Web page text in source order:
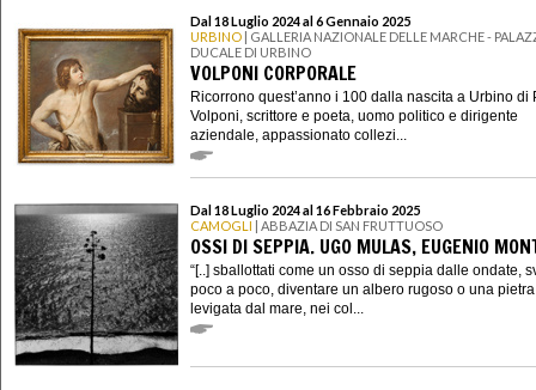
Dal 18 Luglio 2024 al 6 Gennaio 2025
URBINO | GALLERIA NAZIONALE DELLE MARCHE -
DUCALE DI URBINO
VOLPONI CORPORALE
Ricorrono quest’anno i 100 dalla nascita a Urbino di
Volponi, scrittore e poeta, uomo politico e dirigente
aziendale, appassionato collezi...
Dal 18 Luglio 2024 al 16 Febbraio 2025
CAMOGLI | ABBAZIA DI SAN FRUTTUOSO
OSSI DI SEPPIA. UGO MULAS, EUGENIO
“[..] sballottati come un osso di seppia dalle ondate,
poco a poco, diventare un albero rugoso o una pietra
levigata dal mare, nei col...